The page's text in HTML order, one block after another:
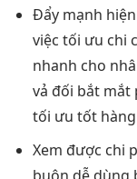
Đẩy mạnh
việc tối ưu chi
nhanh cho
vả đối bắt mắt
tối ưu tốt
Xem được chi